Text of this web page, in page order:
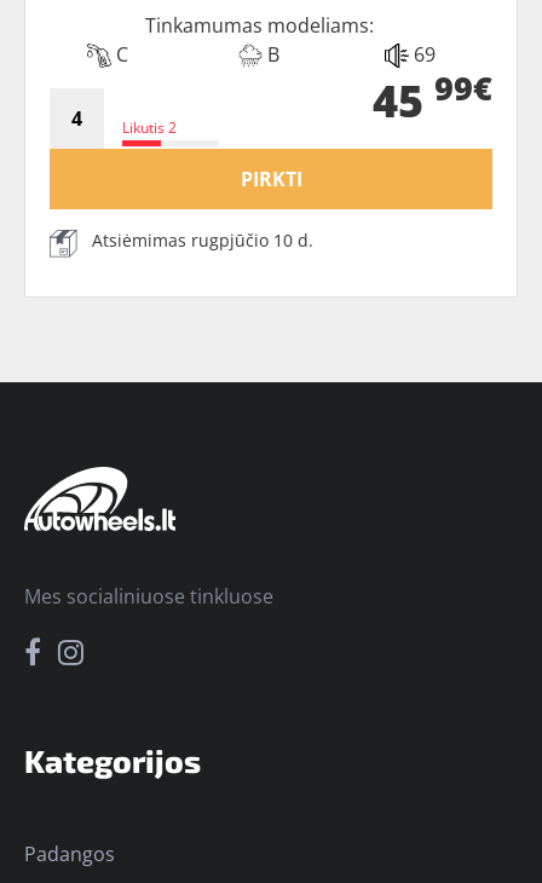
Tinkamumas modeliams:
C
B 69
Likutis 2 45 99€
PIRKTI
Atsiėmimas rugpjūčio 10 d.
Kategorijos
Padangos
Mes socialiniuose tinkluose